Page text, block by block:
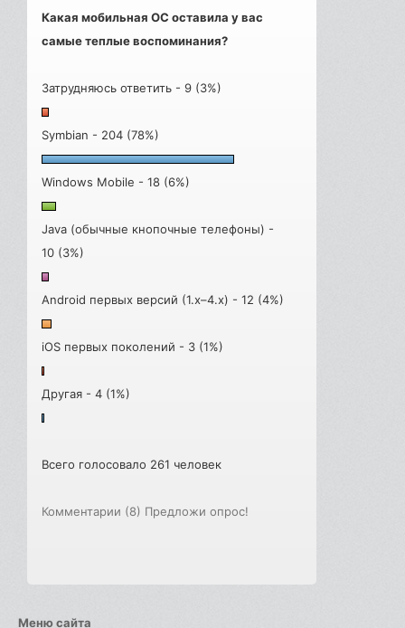
Какая мобильная ОС оставила у вас
самые теплые воспоминания?
Затрудняюсь ответить - 9 (3%)
Symbian - 204 (78%)
Windows Mobile - 18 (6%)
Java (обычные кнопочные телефоны) -
10 (3%)
Android первых версий (1.x–4.x) - 12 (4%)
iOS первых поколений - 3 (1%)
Другая - 4 (1%)
Всего голосовало 261 человек
Комментарии (8) Предложи опрос!
Меню сайта